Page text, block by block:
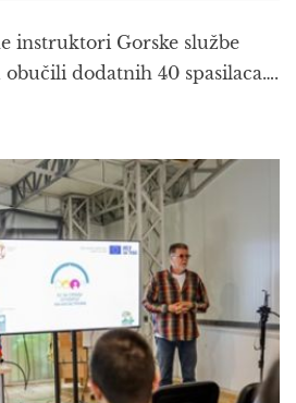
instruktori Gorske službe
obučili dodatnih 40 spasilaca….